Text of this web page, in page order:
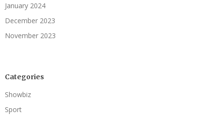
January 2024
December 2023
November 2023
Categories
Showbiz
Sport